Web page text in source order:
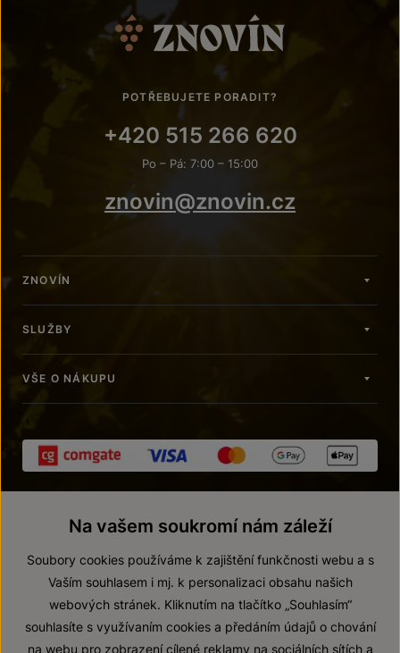
POTŘEBUJETE PORADIT?
+420 515 266 620
Po – Pá: 7:00 – 15:00
znovin@znovin.cz
ZNOVÍN
SLUŽBY
VŠE O NÁKUPU
© 2026 ZNOVÍN ZNOJMO, a. s.
Na vašem soukromí nám záleží
Soubory cookies používáme k zajištění funkčnosti webu a s
Vaším souhlasem i mj. k personalizaci obsahu našich
webových stránek. Kliknutím na tlačítko „Souhlasím“
souhlasíte s využívaním cookies a předáním údajů o chování
na webu pro zobrazení cílené reklamy na sociálních sítích a